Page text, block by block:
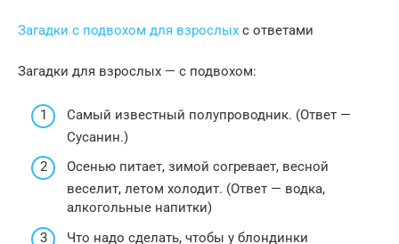
Загадки с подвохом для взрослых с ответами
Загадки для взрослых — с подвохом:
Самый известный полупроводник. (Ответ —
Сусанин.)
Осенью питает, зимой согревает, весной
веселит, летом холодит. (Ответ — водка,
алкогольные напитки)
Что надо сделать, чтобы у блондинки